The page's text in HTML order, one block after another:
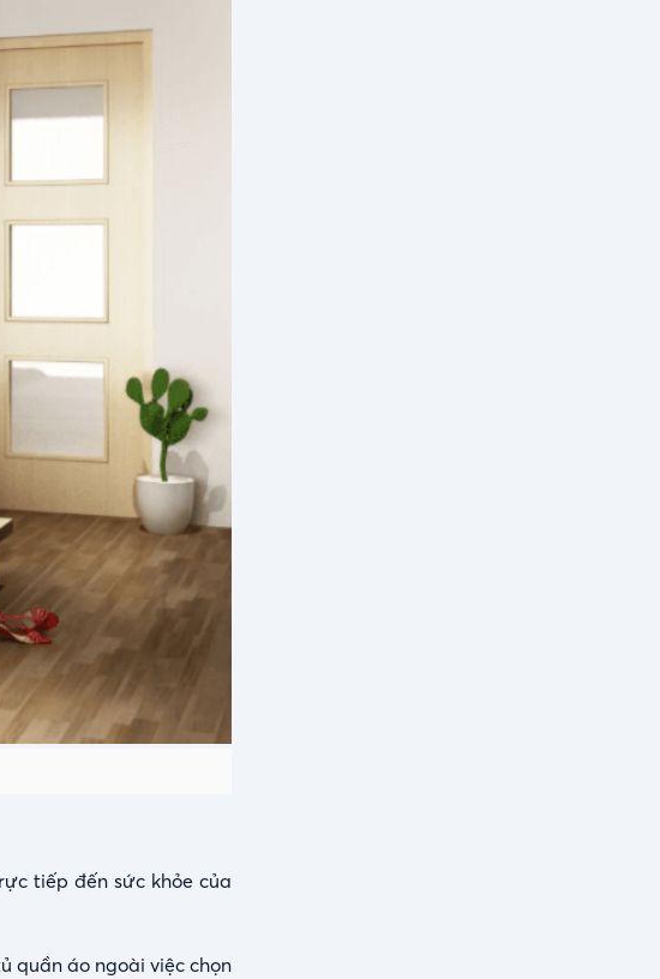
tiếp đến sức khỏe của
quần áo ngoài việc chọn